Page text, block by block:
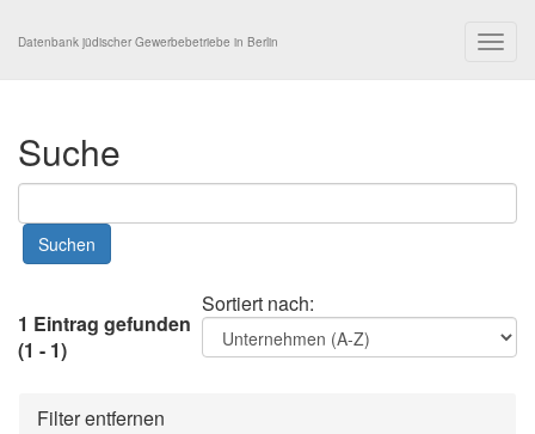
Datenbank jüdischer Gewerbebetriebe in Berlin
Suche
Sortiert nach:
1 Eintrag gefunden
(1 - 1)
Filter entfernen